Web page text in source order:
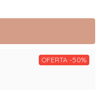
OFERTA -50%